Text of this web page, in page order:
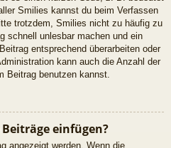
Smilies kannst du beim Verfassen
trotzdem, Smilies nicht zu häufig zu
schnell unlesbar machen und ein
entsprechend überarbeiten oder
kann auch die Anzahl der
Beitrag benutzen kannst.
einfügen?
angezeigt werden. Wenn die